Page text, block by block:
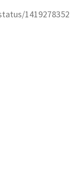
1419278352